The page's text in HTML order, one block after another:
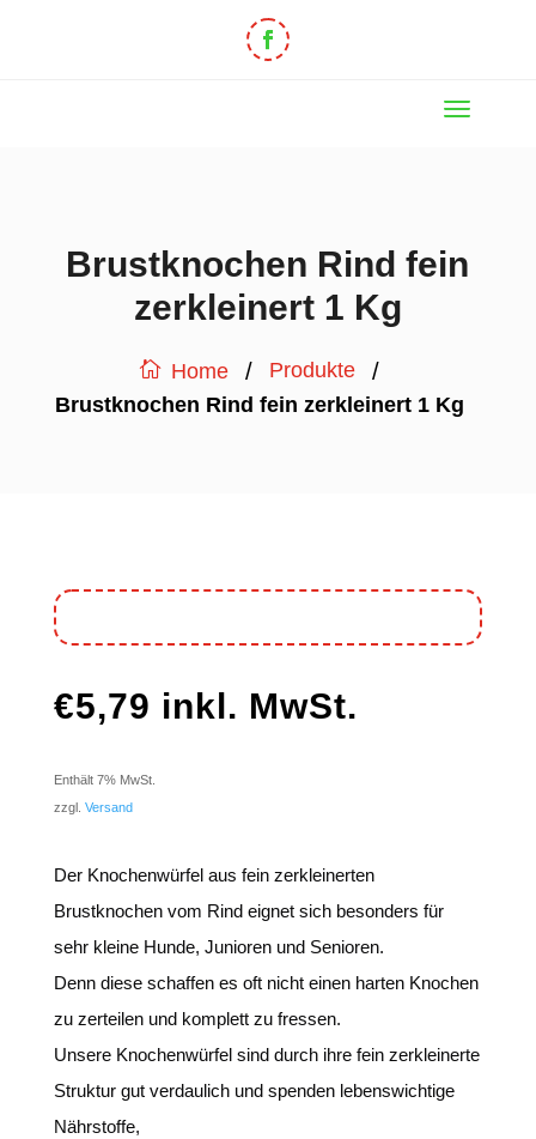
Brustknochen Rind fein
zerkleinert 1 Kg
Home / Produkte /
Brustknochen Rind fein zerkleinert 1 Kg
€5,79 inkl. MwSt.
Enthält 7% MwSt.
zzgl. Versand
Der Knochenwürfel aus fein zerkleinerten
Brustknochen vom Rind eignet sich besonders für
sehr kleine Hunde, Junioren und Senioren.
Denn diese schaffen es oft nicht einen harten Knochen
zu zerteilen und komplett zu fressen.
Unsere Knochenwürfel sind durch ihre fein zerkleinerte
Struktur gut verdaulich und spenden lebenswichtige
Nährstoffe,